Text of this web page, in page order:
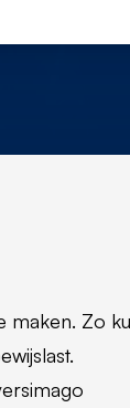
maken. Zo